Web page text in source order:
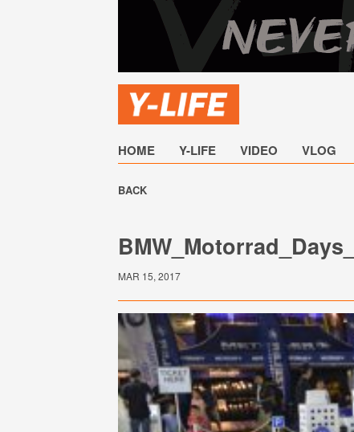
HOME Y-LIFE VIDEO VLOG
BACK
MAR 15, 2017